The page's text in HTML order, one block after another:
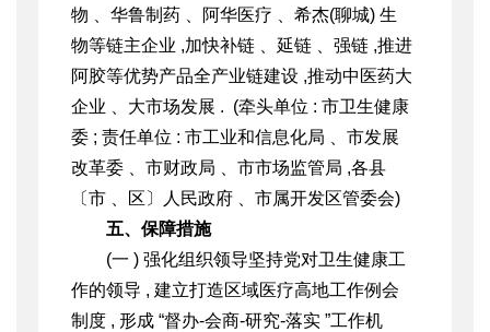
物 、华鲁制药 、阿华医疗 、希杰(聊城) 生
物等链主企业 ,加快补链 、延链 、强链 ,推进
阿胶等优势产品全产业链建设 ,推动中医药大
企业 、大市场发展 . (牵头单位 : 市卫生健康
委 ; 责任单位 : 市工业和信息化局 、市发展
改革委 、市财政局 、市市场监管局 ,各县
〔市 、
区〕人民政府 、市属开发区管委会)
五、保障措施
(一 ) 强化组织领导坚持党对卫生健康工
作的领导 , 建立打造区域医疗高地工作例会
制度 , 形成 “督办-会商-研究-落实 ”工作机